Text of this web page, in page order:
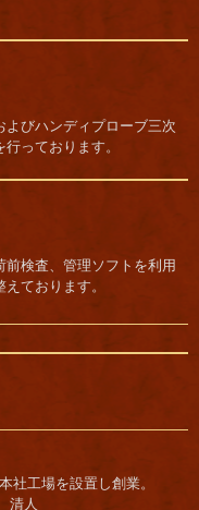
びハンディプローブ三次
っております。
検査、管理ソフトを利用
ております。
社工場を設置し創業。
清人